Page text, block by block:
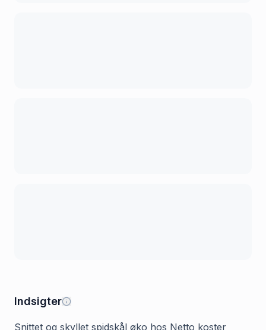
Indsigter
Snittet og skyllet spidskål øko hos Netto koster